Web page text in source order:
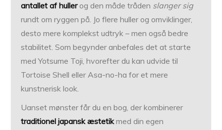
antallet af hullerog den måde tråden slanger sig
rundt om ryggen på. Jo flere huller og omviklinger,
desto mere komplekst udtryk – men også bedre
stabilitet. Som begynder anbefales det at starte
med Yotsume Toji, hvorefter du kan udvide til
Tortoise Shell eller Asa-no-ha for et mere
kunstnerisk look.
Uanset mønster får du en bog, der kombinerer
traditionel japansk æstetikmed din egen